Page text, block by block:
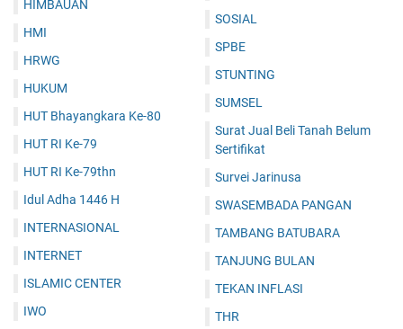
HIMBAUAN
HMI
HRWG
HUKUM
HUT Bhayangkara Ke-80
HUT RI Ke-79
HUT RI Ke-79thn
Idul Adha 1446 H
INTERNASIONAL
INTERNET
ISLAMIC CENTER
IWO
SOSIAL
SPBE
STUNTING
SUMSEL
Surat Jual Beli Tanah Belum
Sertifikat
Survei Jarinusa
SWASEMBADA PANGAN
TAMBANG BATUBARA
TANJUNG BULAN
TEKAN INFLASI
THR